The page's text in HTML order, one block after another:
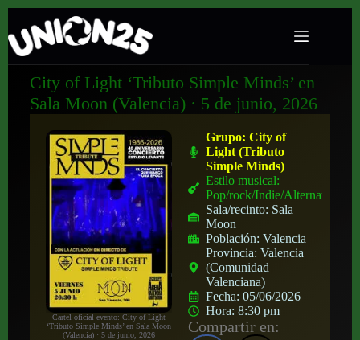
City of Light ‘Tributo Simple Minds’ en
Sala Moon (Valencia) · 5 de junio, 2026
Cartel oficial evento: City of Light
‘Tributo Simple Minds’ en Sala Moon
(Valencia) · 5 de junio, 2026
Grupo:City of
Light (Tributo
Simple Minds)
Estilo musical:
Pop/rock/Indie/Alternativo
Sala/recinto: Sala
Moon
Población:Valencia
Provincia:Valencia
(Comunidad
Valenciana)
Fecha:05/06/2026
Hora:8:30 pm
Compartir en: